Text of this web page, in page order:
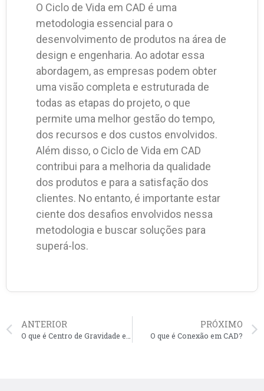
O Ciclo de Vida em CAD é uma
metodologia essencial para o
desenvolvimento de produtos na área de
design e engenharia. Ao adotar essa
abordagem, as empresas podem obter
uma visão completa e estruturada de
todas as etapas do projeto, o que
permite uma melhor gestão do tempo,
dos recursos e dos custos envolvidos.
Além disso, o Ciclo de Vida em CAD
contribui para a melhoria da qualidade
dos produtos e para a satisfação dos
clientes. No entanto, é importante estar
ciente dos desafios envolvidos nessa
metodologia e buscar soluções para
superá-los.
ANTERIOR
O que é Centro de Gravidade em CAD?
PRÓXIMO
O que é Conexão em CAD?